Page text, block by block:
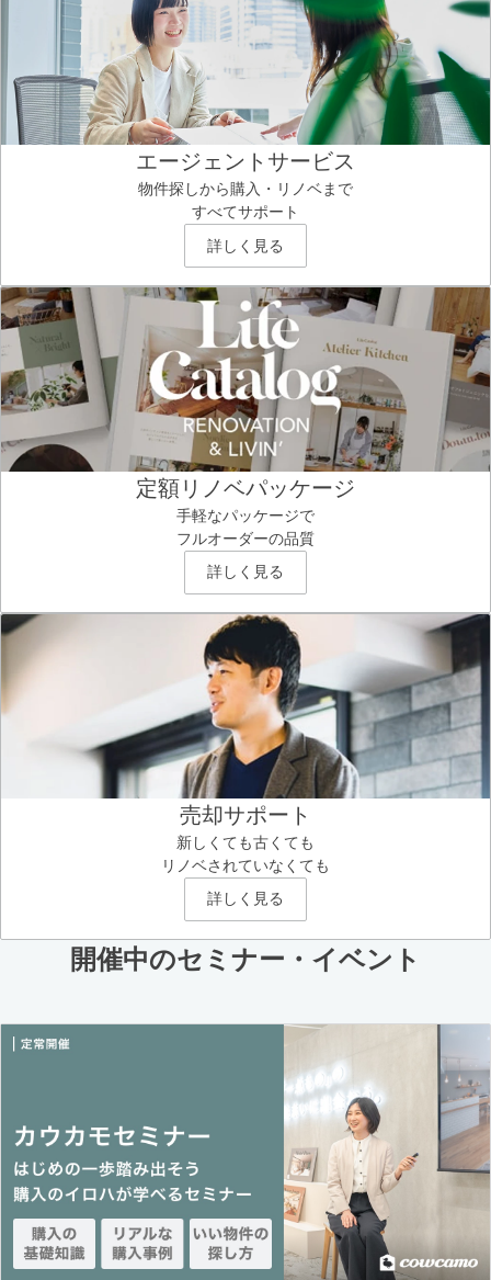
エージェントサービス
物件探しから購入・リノベまで
すべてサポート
詳しく見る
定額リノベパッケージ
手軽なパッケージで
フルオーダーの品質
詳しく見る
売却サポート
新しくても古くても
リノベされていなくても
詳しく見る
開催中のセミナー・イベント